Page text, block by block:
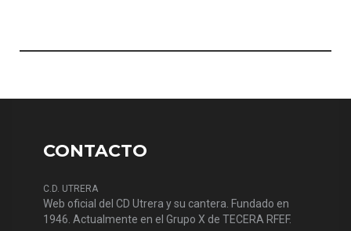
CONTACTO
C.D. UTRERA
Web oficial del CD Utrera y su cantera. Fundado en
1946. Actualmente en el Grupo X de TECERA RFEF.